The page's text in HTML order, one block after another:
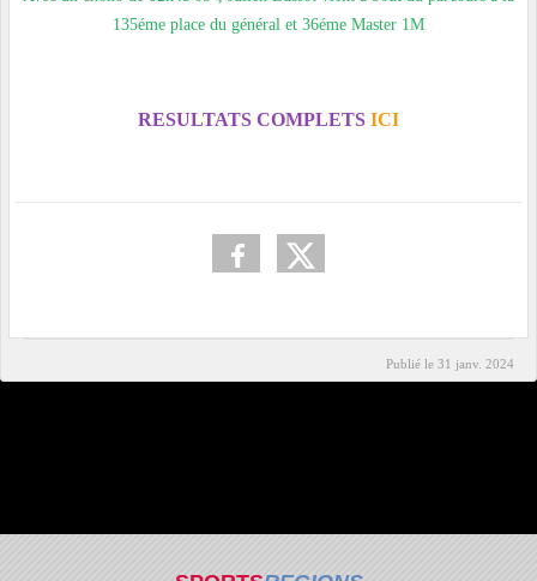
135éme place du général et 36éme Master 1M
RESULTATS COMPLETS ICI
Publié le 31 janv. 2024